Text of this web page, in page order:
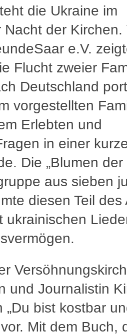
die Ukraine im
Nacht der Kirchen.
e.V.
Flucht zweier
Deutschland
vorgestellten
Erlebten und
in einer
Die „Blumen der
aus sieben
diesen Teil des
ukrainischen
und Journalistin
„Du bist kostbar
Mit dem Buch,